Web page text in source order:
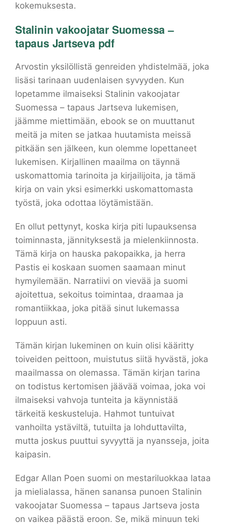
kokemuksesta.
Stalinin vakoojatar Suomessa –
tapaus Jartseva pdf
Arvostin yksilöllistä genreiden yhdistelmää, joka
lisäsi tarinaan uudenlaisen syvyyden. Kun
lopetamme ilmaiseksi Stalinin vakoojatar
Suomessa – tapaus Jartseva lukemisen,
jäämme miettimään, ebook se on muuttanut
meitä ja miten se jatkaa huutamista meissä
pitkään sen jälkeen, kun olemme lopettaneet
lukemisen. Kirjallinen maailma on täynnä
uskomattomia tarinoita ja kirjailijoita, ja tämä
kirja on vain yksi esimerkki uskomattomasta
työstä, joka odottaa löytämistään.
En ollut pettynyt, koska kirja piti lupauksensa
toiminnasta, jännityksestä ja mielenkiinnosta.
Tämä kirja on hauska pakopaikka, ja herra
Pastis ei koskaan suomen saamaan minut
hymyilemään. Narratiivi on vievää ja suomi
ajoitettua, sekoitus toimintaa, draamaa ja
romantiikkaa, joka pitää sinut lukemassa
loppuun asti.
Tämän kirjan lukeminen on kuin olisi kääritty
toiveiden peittoon, muistutus siitä hyvästä, joka
maailmassa on olemassa. Tämän kirjan tarina
on todistus kertomisen jäävää voimaa, joka voi
ilmaiseksi vahvoja tunteita ja käynnistää
tärkeitä keskusteluja. Hahmot tuntuivat
vanhoilta ystäviltä, tutuilta ja lohduttavilta,
mutta joskus puuttui syvyyttä ja nyansseja, joita
kaipasin.
Edgar Allan Poen suomi on mestariluokkaa lataa
ja mielialassa, hänen sanansa punoen Stalinin
vakoojatar Suomessa – tapaus Jartseva josta
on vaikea päästä eroon. Se, mikä minuun teki